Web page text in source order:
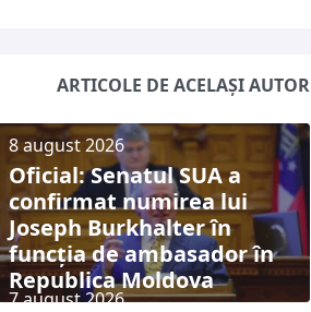
ARTICOLE DE ACELAȘI AUTOR
8 august 2026
Oficial: Senatul SUA a
confirmat numirea lui
Joseph Burkhalter în
funcția de ambasador în
Republica Moldova
7 august 2026